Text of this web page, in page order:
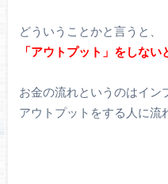
どういうことかと言うと、
「アウトプット」をしない
お金の流れというのはイン
アウトプットをする人に流